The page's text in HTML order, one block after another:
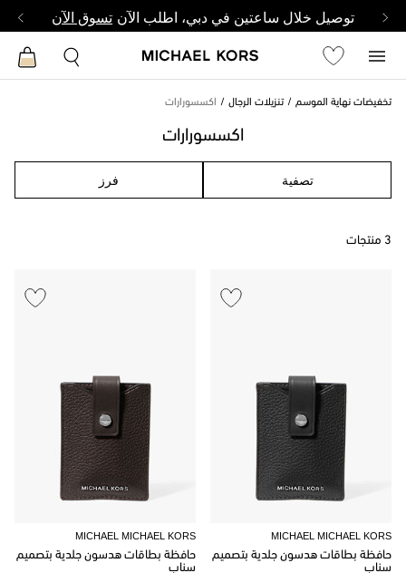
توصيل خلال ساعتين في دبي، اطلب الآن تسوق الآن
تخفيضات نهاية الموسم تنزيلات الرجال اكسسورارات
اكسسورارات
تصفية فرز
3 منتجات
MICHAEL MICHAEL KORS
حافظة بطاقات هدسون جلدية بتصميم
سناب
MICHAEL MICHAEL KORS
حافظة بطاقات هدسون جلدية بتصميم
سناب